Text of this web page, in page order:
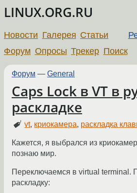
LINUX.ORG.RU
Новости Галерея Статьи
Форум Опросы Трекер Поиск
Форум — General
Caps Lock в VT в
раскладке
vt, криокамера, раскладка
Кажется, я выбрался из
познаю мир.
Переключаемся в virtual terminal.
раскладку: